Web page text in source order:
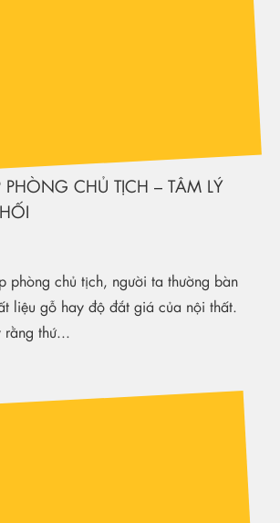
CHỦ TỊCH – TÂM LÝ
phòng chủ tịch, người ta thường bàn
liệu gỗ hay độ đắt giá của nội thất.
thứ...